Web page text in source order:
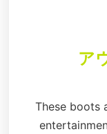
ア
These boots